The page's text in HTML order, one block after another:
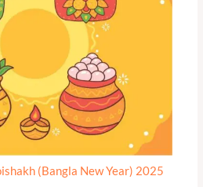
(Bangla New Year) 2025